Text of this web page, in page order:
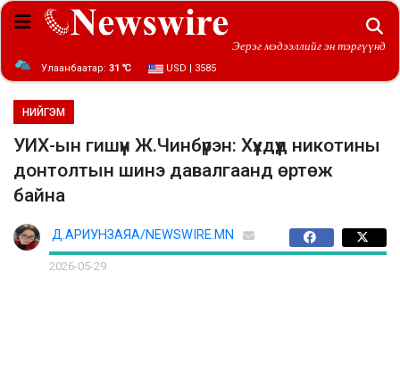
Эерэг мэдээллийг эн тэргүүнд
Улаанбаатар: 31 ℃ USD | 3585
НИЙГЭМ
УИХ-ын гишүүн Ж.Чинбүрэн: Хүүхдүүд никотины
донтолтын шинэ давалгаанд өртөж
байна
Д.АРИУНЗАЯА/NEWSWIRE.MN
2026-05-29